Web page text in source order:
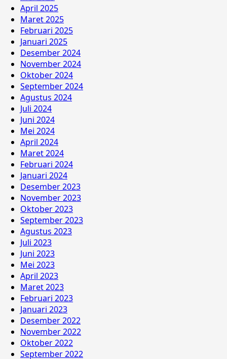
April 2025
Maret 2025
Februari 2025
Januari 2025
Desember 2024
November 2024
Oktober 2024
September 2024
Agustus 2024
Juli 2024
Juni 2024
Mei 2024
April 2024
Maret 2024
Februari 2024
Januari 2024
Desember 2023
November 2023
Oktober 2023
September 2023
Agustus 2023
Juli 2023
Juni 2023
Mei 2023
April 2023
Maret 2023
Februari 2023
Januari 2023
Desember 2022
November 2022
Oktober 2022
September 2022